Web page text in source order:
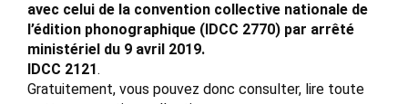
avec celui de la convention collective nationale de
l’édition phonographique (IDCC 2770) par arrêté
ministériel du 9 avril 2019.
IDCC 2121.
Gratuitement, vous pouvez donc consulter, lire toute